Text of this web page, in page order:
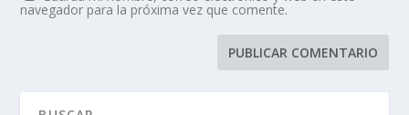
navegador para la próxima vez que comente.